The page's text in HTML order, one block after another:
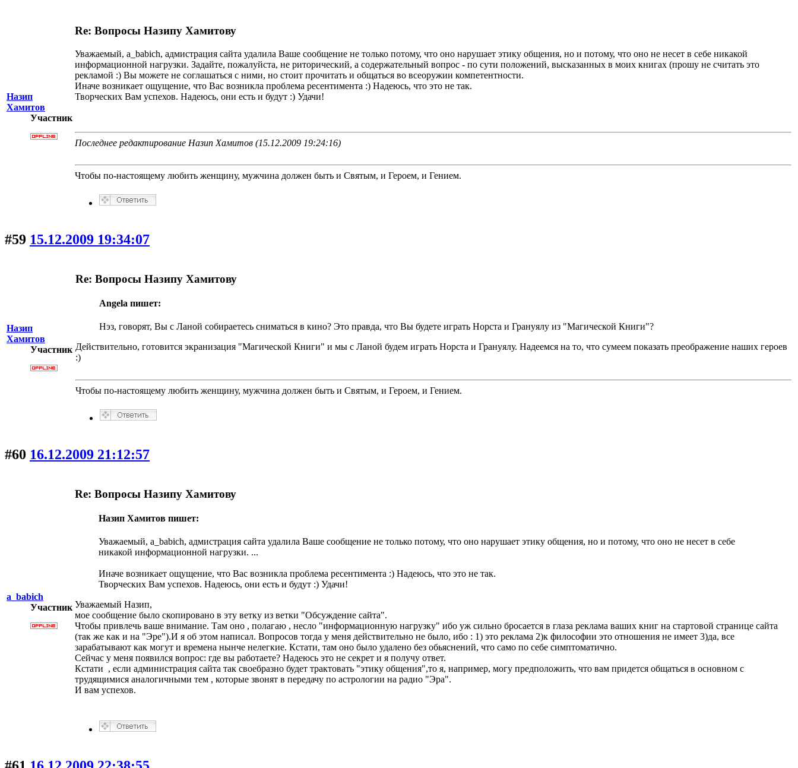
Назип
Хамитов
Участник
Re: Вопросы Назипу Хамитову
Уважаемый, a_babich, адмистрация сайта удалила Ваше сообщение не только потому, что оно нарушает этику общения, но и потому, что оно не несет в себе никакой
информационной нагрузки. Задайте, пожалуйста, не риторический, а содержательный вопрос - по сути положений, высказанных в моих книгах (прошу не считать это
рекламой :) Вы можете не соглашаться с ними, но стоит прочитать и общаться во всеоружии компетентности.
Иначе возникает ощущение, что Вас возникла проблема ресентимента :) Надеюсь, что это не так.
Творческих Вам успехов. Надеюсь, они есть и будут :) Удачи!
Последнее редактирование Назип Хамитов (15.12.2009 19:24:16)
Чтобы по-настоящему любить женщину, мужчина должен быть и Святым, и Героем, и Гением.
#59 15.12.2009 19:34:07
Назип
Хамитов
Участник
Re: Вопросы Назипу Хамитову
Angela пишет:
Нэз, говорят, Вы с Ланой собираетесь сниматься в кино? Это правда, что Вы будете играть Норста и Грануялу из "Магической Книги"?
Действительно, готовится экранизация "Магической Книги" и мы с Ланой будем играть Норста и Грануялу. Надеемся на то, что сумеем показать преображение наших героев
:)
Чтобы по-настоящему любить женщину, мужчина должен быть и Святым, и Героем, и Гением.
#60 16.12.2009 21:12:57
a_babich
Участник
Re: Вопросы Назипу Хамитову
Назип Хамитов пишет:
Уважаемый, a_babich, адмистрация сайта удалила Ваше сообщение не только потому, что оно нарушает этику общения, но и потому, что оно не несет в себе
никакой информационной нагрузки. ...
Иначе возникает ощущение, что Вас возникла проблема ресентимента :) Надеюсь, что это не так.
Творческих Вам успехов. Надеюсь, они есть и будут :) Удачи!
Уважаемый Назип,
мое сообщение было скопировано в эту ветку из ветки "Обсуждение сайта".
Чтобы привлечь ваше внимание. Там оно , полагаю , несло "информационную нагрузку" ибо уж сильно бросается в глаза реклама ваших книг на стартовой странице сайта
(так же как и на "Эре").И я об этом написал. Вопросов тогда у меня действительно не было, ибо : 1) это реклама 2)к философии это отношения не имеет 3)да, все
зарабатывают как могут и времена нынче нелегкие. Кстати, там оно было удалено без обьяснений, что само по себе симптоматично.
Сейчас у меня появился вопрос: где вы работаете? Надеюсь это не секрет и я получу ответ.
Кстати , если администрация сайта так своебразно будет трактовать "этику общения",то я, например, могу предположить, что вам придется общаться в основном с
трудящимися аналогичными тем , которые звонят в передачу по астрологии на радио "Эра".
И вам успехов.